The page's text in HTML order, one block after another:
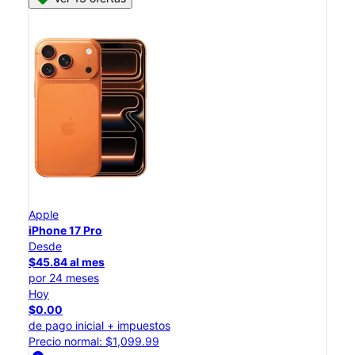
Apple
iPhone 17 Pro
Desde
$45.84 al mes
por 24 meses
Hoy
$0.00
de pago inicial + impuestos
Precio normal: $1,099.99